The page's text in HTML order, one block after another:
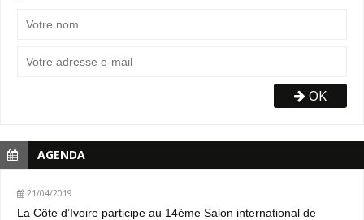
OK
AGENDA
21/04/2019
La Côte d’Ivoire participe au 14ème Salon international de